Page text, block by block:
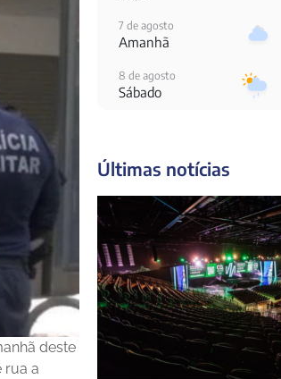
deste
rua a
7 de agosto
Amanhã
8 de agosto
Sábado
10 de agosto
Segunda-Feira
11 de agosto
Terça-Feira
12 de agosto
Quarta-Feira
Últimas notícias